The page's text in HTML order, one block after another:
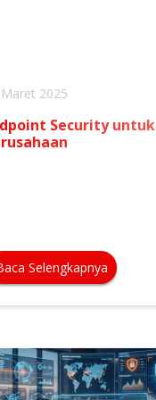
2025
Security untuk
Selengkapnya